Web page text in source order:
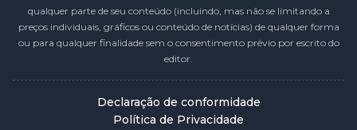
qualquer parte de seu conteúdo (incluindo, mas não se limitando a
preços individuais, gráficos ou conteúdo de notícias) de qualquer forma
ou para qualquer finalidade sem o consentimento prévio por escrito do
editor.
Declaração de conformidade
Política de Privacidade